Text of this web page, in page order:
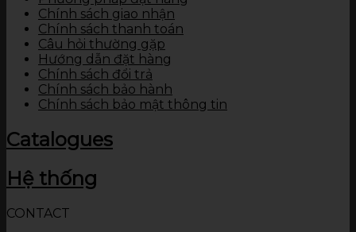
Chính sách giao nhận
Chính sách thanh toán
Câu hỏi thường gặp
Hướng dẫn đặt hàng
Chính sách đổi trả
Chính sách bảo hành
Chính sách bảo mật thông tin
Catalogues
Hệ thống
CONTACT